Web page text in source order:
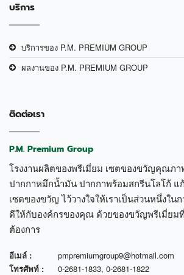
บริการ
บริการของ P.M. PREMIUM GROUP
ผลงานของ P.M. PREMIUM GROUP
ติดต่อเรา
P.M. Premium Group
โรงงานผลิตของพรีเมี่ยม เซตของขวัญคุณภ
ปากกาหมึกน้ำมัน ปากกาพร้อมสกรีนโลโก้ แ
เซตของขวัญ ไว้วางใจให้เราเป็นส่วนหนึ่งใ
ดีให้กับองค์กรของคุณ ด้วยของขวัญพรีเมี่ยม
ต้องการ
อีเมล์ :
pmpremiumgroup9@hotmail.com
โทรศัพท์ :
0-2681-1833, 0-2681-1822